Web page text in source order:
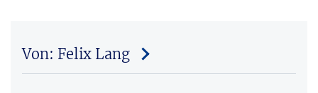
Von: Felix Lang